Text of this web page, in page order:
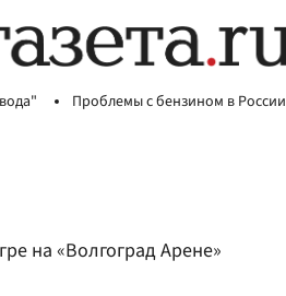
Проблемы с бензином в России
на «Волгоград Арене»